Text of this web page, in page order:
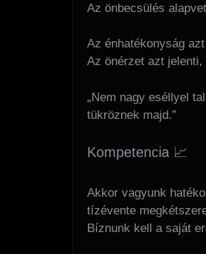
Az önbecsülés
Az énhatékonyság
Az önérzet azt
„Nem nagy eséllyel
tükröznek majd.”
Kompetencia 📈
Akkor vagyunk
tízévente
Bíznunk kell a saját